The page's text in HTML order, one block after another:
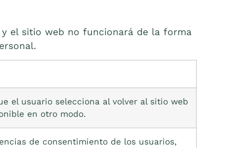
el sitio web no funcionará de la forma
el usuario selecciona al volver al sitio web
en otro modo.
de consentimiento de los usuarios,